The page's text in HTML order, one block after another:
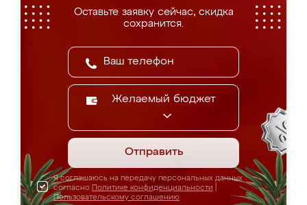
Оставьте заявку сейчас, скидка
сохранится.
Желаемый бюджет
Отправить
Я соглашаюсь на передачу персональных данных
согласно Политике конфиденциальности
Пользовательскому соглашению